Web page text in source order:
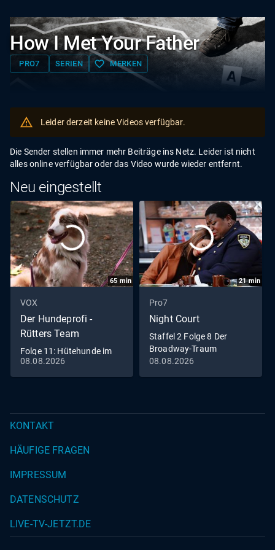
How I Met Your Father
PRO7 SERIEN favorite_border MERKEN
Leider derzeit keine Videos verfügbar.
Die Sender stellen immer mehr Beiträge ins Netz. Leider ist nicht
alles online verfügbar oder das Video wurde wieder entfernt.
Neu eingestellt
65 min
VOX
Der Hundeprofi -
Rütters Team
Folge 11: Hütehunde im
Dauerstress
08.08.2026
21min
Pro7
Night Court
Staffel 2 Folge 8 Der
Broadway-Traum
08.08.2026
KONTAKT
HÄUFIGE FRAGEN
IMPRESSUM
DATENSCHUTZ
LIVE-TV-JETZT.DE